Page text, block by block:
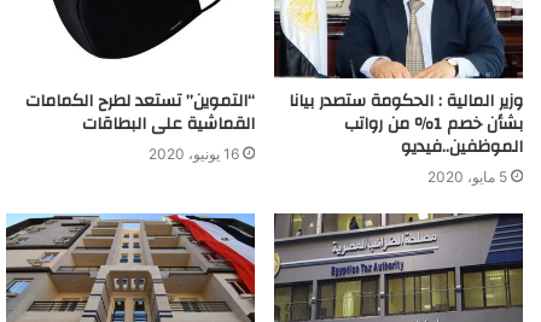
وزير المالية : الحكومة ستصدر بيانا
بشأن خصم 1٪ من رواتب
الموظفين..فيديو
5 مايو، 2020
“التموين” تستعد لطرح الكمامات
القماشية على البطاقات
16 يونيو، 2020